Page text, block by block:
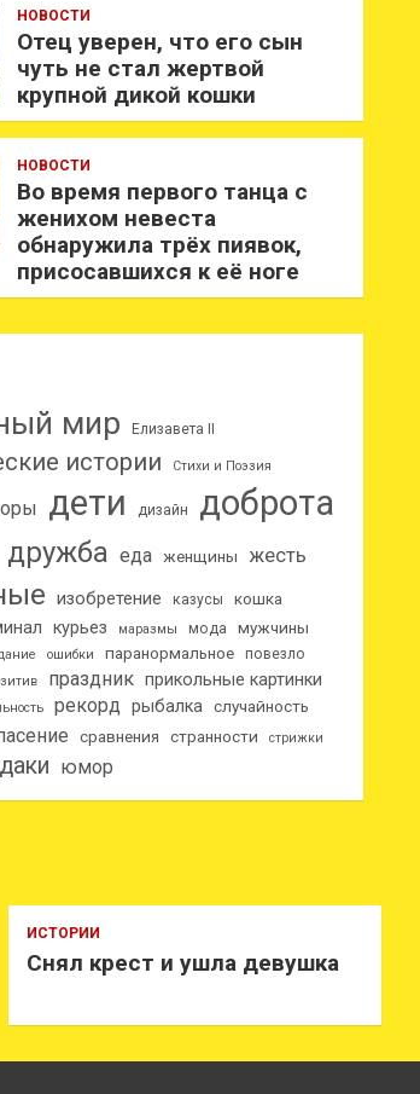
НОВОСТИ
Отец уверен, что его сын
чуть не стал жертвой
крупной дикой кошки
НОВОСТИ
Во время первого танца с
женихом невеста
обнаружила трёх пиявок,
присосавшихся к её ноге
мир Елизавета II
истории Стихи и Поэзия
дети дизайн доброта
дружба еда женщины жесть
изобретение казусы кошка
курьез маразмы мода мужчины
ошибки паранормальное повезло
праздник прикольные картинки
рекорд рыбалка случайность
сравнения странности стрижки
юмор
ИСТОРИИ
Снял крест и ушла девушка